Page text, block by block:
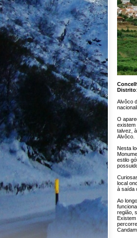
Distrito:
Alvôco
O
existem
talvez,
Alvôco.
Nesta
estilo
local
à saída
Ao
região,